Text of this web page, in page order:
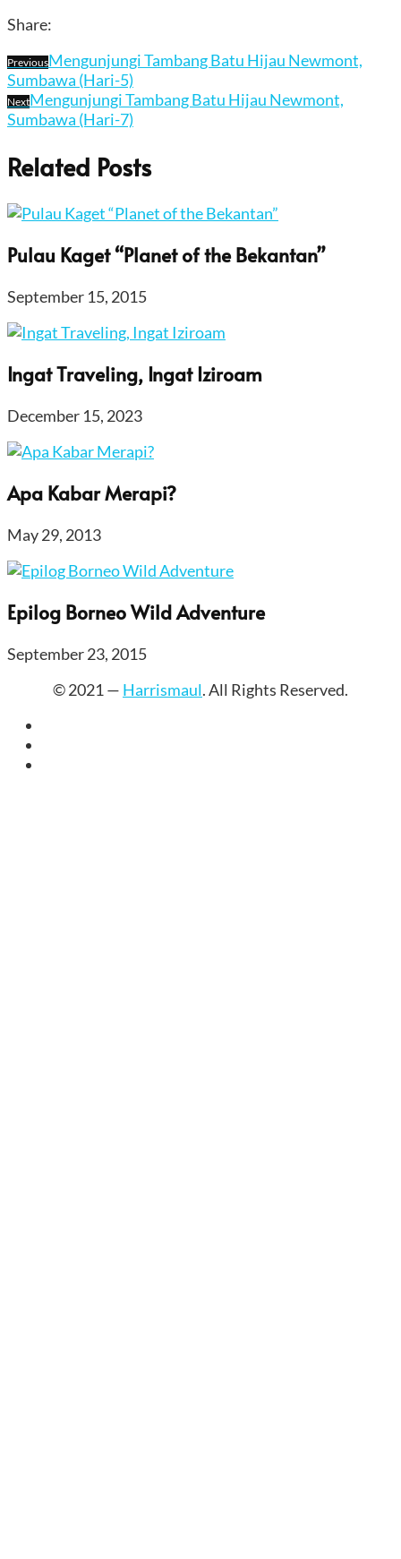
Share:
PreviousMengunjungi Tambang Batu Hijau Newmont,
Sumbawa (Hari-5)
NextMengunjungi Tambang Batu Hijau Newmont,
Sumbawa (Hari-7)
Related Posts
Pulau Kaget “Planet of the Bekantan”
September 15, 2015
Ingat Traveling, Ingat Iziroam
December 15, 2023
Apa Kabar Merapi?
May 29, 2013
Epilog Borneo Wild Adventure
September 23, 2015
© 2021 — Harrismaul. All Rights Reserved.